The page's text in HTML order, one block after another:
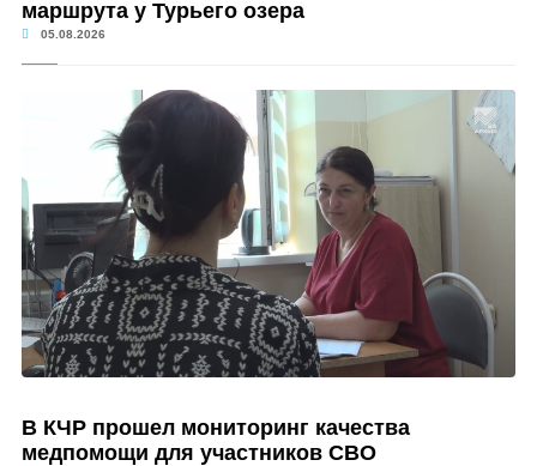
маршрута у Турьего озера
05.08.2026
В КЧР прошел мониторинг качества
медпомощи для участников СВО